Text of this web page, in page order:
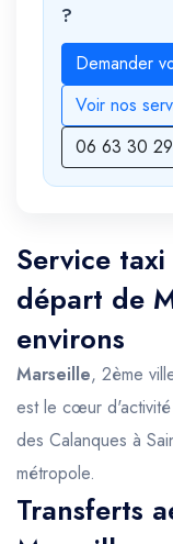
?
Demander
Voir nos
06 63 30
Service
départ de
environs
Marseille, 2ème
est le cœur d'activité
des Calanques à
métropole.
Transferts